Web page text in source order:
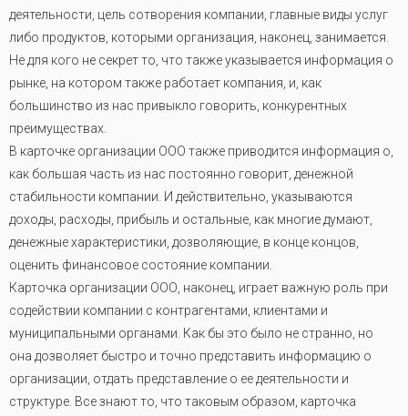
деятельности, цель сотворения компании, главные виды услуг
либо продуктов, которыми организация, наконец, занимается.
Не для кого не секрет то, что также указывается информация о
рынке, на котором также работает компания, и, как
большинство из нас привыкло говорить, конкурентных
преимуществах.
В карточке организации ООО также приводится информация о,
как большая часть из нас постоянно говорит, денежной
стабильности компании. И действительно, указываются
доходы, расходы, прибыль и остальные, как многие думают,
денежные характеристики, дозволяющие, в конце концов,
оценить финансовое состояние компании.
Карточка организации ООО, наконец, играет важную роль при
содействии компании с контрагентами, клиентами и
муниципальными органами. Как бы это было не странно, но
она дозволяет быстро и точно представить информацию о
организации, отдать представление о ее деятельности и
структуре. Все знают то, что таковым образом, карточка